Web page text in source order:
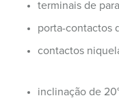
terminais de
porta-contactos
contactos
inclinação de 20°